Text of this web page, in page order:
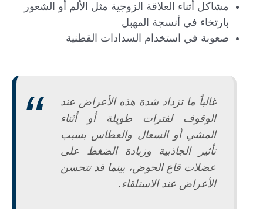
مشاكل أثناء العلاقة الزوجية مثل الألم أو الشعور
بارتخاء في أنسجة المهبل
صعوبة في استخدام السدادات القطنية
غالباً ما تزداد شدة هذه الأعراض عند
الوقوف لفترات طويلة أو أثناء
المشي أو السعال والعطاس بسبب
تأثير الجاذبية وزيادة الضغط على
عضلات قاع الحوض، بينما قد تتحسن
الأعراض عند الاستلقاء.